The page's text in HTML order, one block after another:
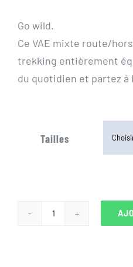
3
299,00€.
2
Go wild.
Ce VAE mixte route/
trekking entièrement
du quotidien et partez à
Tailles